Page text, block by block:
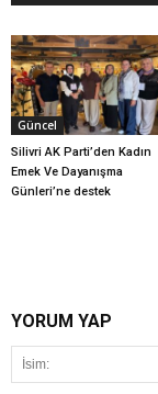
Güncel
Silivri AK Parti’den Kadın
Emek Ve Dayanışma
Günleri’ne destek
YORUM YAP